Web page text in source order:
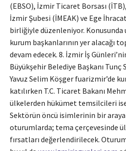
(EBSO), İzmir Ticaret Borsası
İzmir Şubesi (İMEAK) ve Ege
birliğiyle düzenleniyor. Konusunda
kurum başkanlarının yer alacağı
devam edecek. 8. İzmir İş
Büyükşehir Belediye Başkanı Tunç
Yavuz Selim Köşger fuarizmir’de
katılırken T.C. Ticaret Bakanı
ülkelerden hükümet temsilcileri
Sektörün öncü isimlerinin bir
oturumlarda; tema çerçevesinde
fırsatları değerlendirilecek.